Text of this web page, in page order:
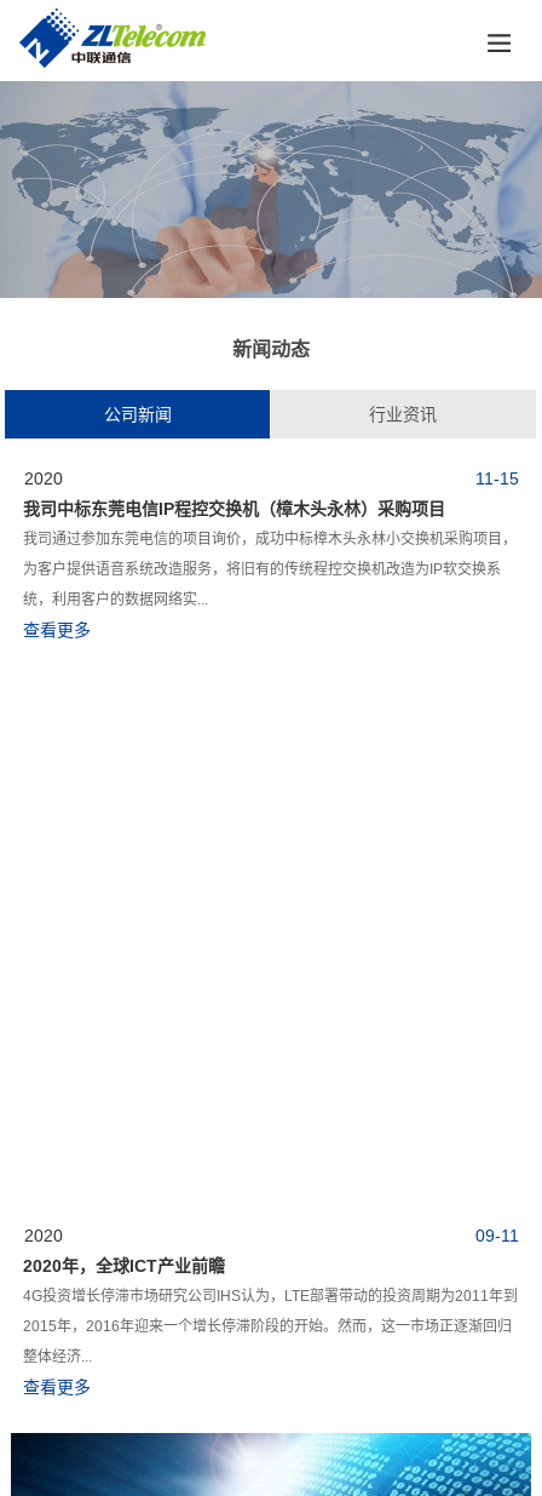
新闻动态
公司新闻 行业资讯
11-15
2020
我司中标东莞电信IP程控交换机（樟木头永林）采购项目
我司通过参加东莞电信的项目询价，成功中标樟木头永林小交换机采购项目，
为客户提供语音系统改造服务，将旧有的传统程控交换机改造为IP软交换系
统，利用客户的数据网络实...
查看更多
09-11
2020
2020年，全球ICT产业前瞻
4G投资增长停滞市场研究公司IHS认为，LTE部署带动的投资周期为2011年到
2015年，2016年迎来一个增长停滞阶段的开始。然而，这一市场正逐渐回归
整体经济...
查看更多